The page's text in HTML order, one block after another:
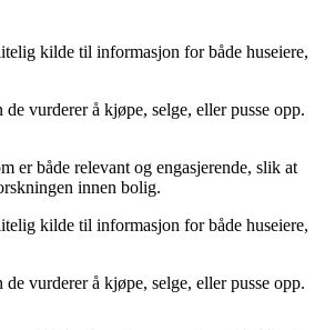
kilde til informasjon for både huseiere,
vurderer å kjøpe, selge, eller pusse opp.
er både relevant og engasjerende, slik at
innen bolig.
kilde til informasjon for både huseiere,
vurderer å kjøpe, selge, eller pusse opp.